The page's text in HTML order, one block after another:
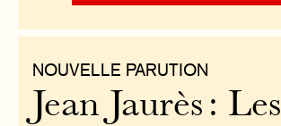
NOUVELLE PARUTION
Jean Jaurès : Les